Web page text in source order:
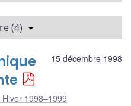
(4)
15 décembre 1998
1998–1999